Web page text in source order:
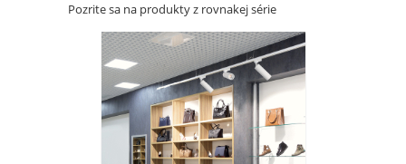
Pozrite sa na produkty z rovnakej série